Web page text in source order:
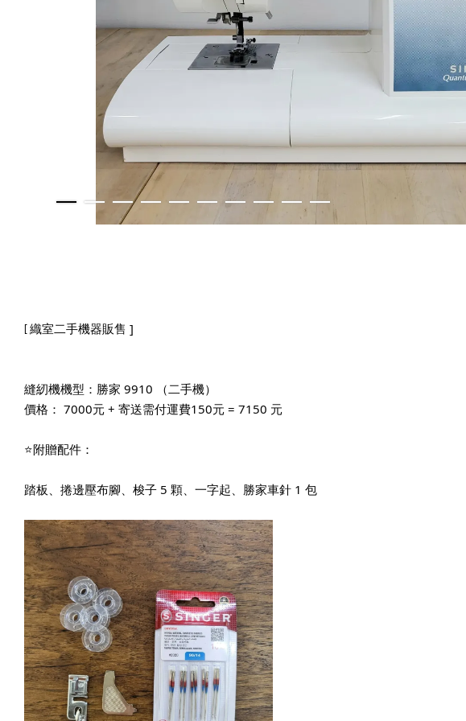
織室二手機器販售 ]
縫紉機機型：勝家 9910 （二手機）
價格： 7000元 + 寄送需付運費150元 = 7150 元
⭐附贈配件：
踏板、捲邊壓布腳、梭子 5 顆、一字起、勝家車針 1 包